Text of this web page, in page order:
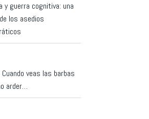
y guerra cognitiva: una
los asedios
Cuando veas las barbas
arder…